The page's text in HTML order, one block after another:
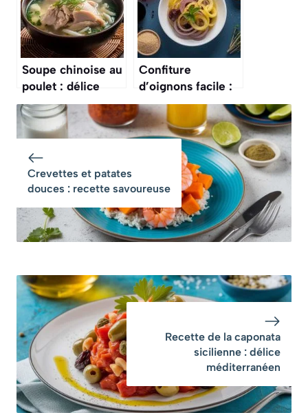
perfection ?
Soupe chinoise au
poulet : délice
asiatique maison
Confiture
d’oignons facile :
recette
savoureuse
Crevettes et patates
douces : recette savoureuse
Recette de la caponata
sicilienne : délice
méditerranéen